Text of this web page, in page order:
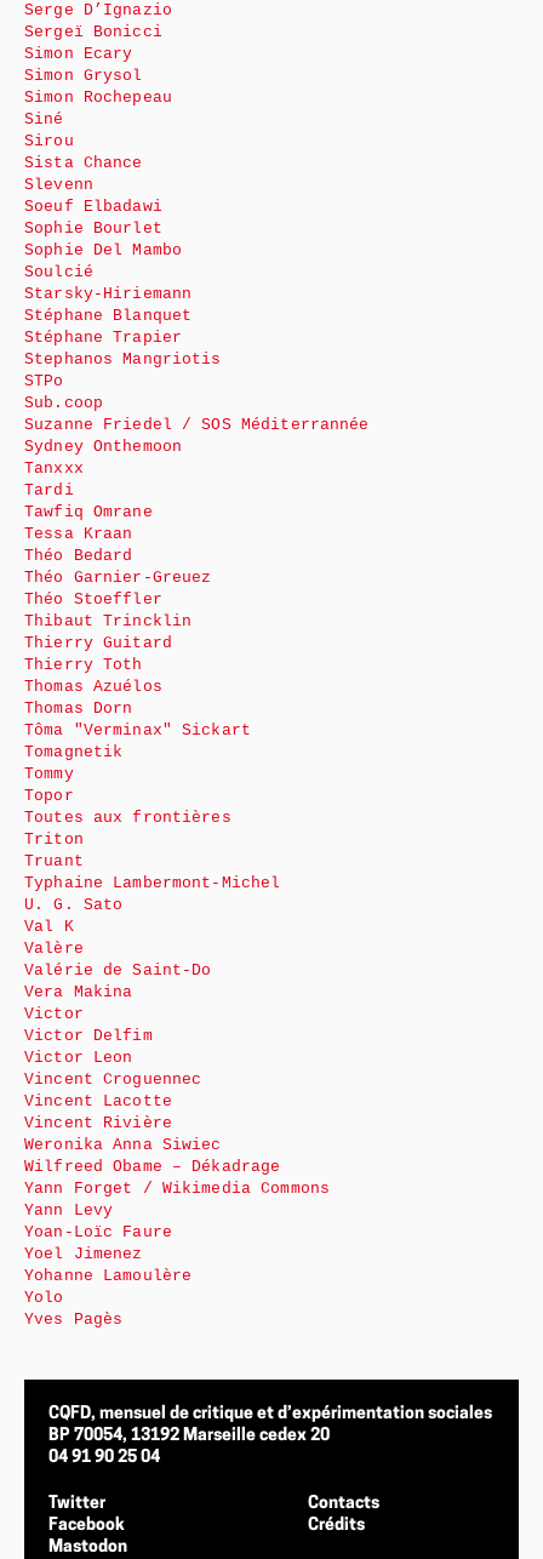
Serge D’Ignazio
Sergeï Bonicci
Simon Ecary
Simon Grysol
Simon Rochepeau
Siné
Sirou
Sista Chance
Slevenn
Soeuf Elbadawi
Sophie Bourlet
Sophie Del Mambo
Soulcié
Starsky-Hiriemann
Stéphane Blanquet
Stéphane Trapier
Stephanos Mangriotis
STPo
Sub.coop
Suzanne Friedel / SOS Méditerrannée
Sydney Onthemoon
Tanxxx
Tardi
Tawfiq Omrane
Tessa Kraan
Théo Bedard
Théo Garnier-Greuez
Théo Stoeffler
Thibaut Trincklin
Thierry Guitard
Thierry Toth
Thomas Azuélos
Thomas Dorn
Tôma "Verminax" Sickart
Tomagnetik
Tommy
Topor
Toutes aux frontières
Triton
Truant
Typhaine Lambermont-Michel
U. G. Sato
Val K
Valère
Valérie de Saint-Do
Vera Makina
Victor
Victor Delfim
Victor Leon
Vincent Croguennec
Vincent Lacotte
Vincent Rivière
Weronika Anna Siwiec
Wilfreed Obame – Dékadrage
Yann Forget / Wikimedia Commons
Yann Levy
Yoan-Loïc Faure
Yoel Jimenez
Yohanne Lamoulère
Yolo
Yves Pagès
CQFD, mensuel de critique et d’expérimentation sociales
BP 70054, 13192 Marseille cedex 20
04 91 90 25 04
Twitter
Facebook
Mastodon
Contacts
Crédits